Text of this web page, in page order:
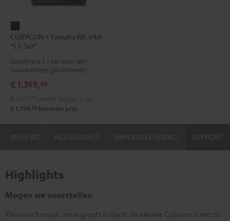
+
Yamaha
RX-
"5.1-
Zwart
CUBYCON + Yamaha RX-V4A
"5.1-Set"
Speelklare 5.1 set voor een
nauwkeurige geluidsweergave
€ 1.399,99
€ 1.799, 99 Normale prijs
SUPPORT
Highlights
Mogen we voorstellen
Klein van formaat, maar groots in klank: de nieuwe Cubycon is net zo